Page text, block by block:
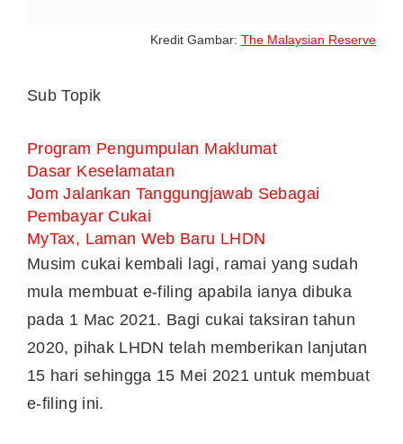
Kredit Gambar: The Malaysian Reserve
Sub Topik
Program Pengumpulan Maklumat
Dasar Keselamatan
Jom Jalankan Tanggungjawab Sebagai
Pembayar Cukai
MyTax, Laman Web Baru LHDN
Musim cukai kembali lagi, ramai yang sudah
mula membuat e-filing apabila ianya dibuka
pada 1 Mac 2021. Bagi cukai taksiran tahun
2020, pihak LHDN telah memberikan lanjutan
15 hari sehingga 15 Mei 2021 untuk membuat
e-filing ini.